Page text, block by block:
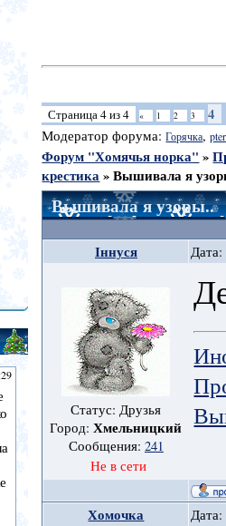
Страница4из4 « 1 2 3 4
Модератор форума:Горячка,
Форум "Хомячья норка" »
крестика » Вышивала я
Вышивала я узоры..
Іннуся
Статус: Друзья
Город:Хмельницкий
Сообщения: 241
Не в сети
Хомочка